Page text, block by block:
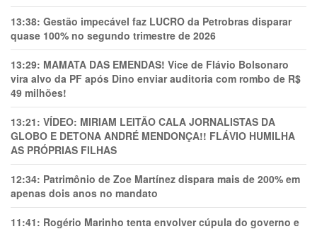
13:38: Gestão impecável faz LUCRO da Petrobras disparar
quase 100% no segundo trimestre de 2026
13:29: MAMATA DAS EMENDAS! Vice de Flávio Bolsonaro
vira alvo da PF após Dino enviar auditoria com rombo de R$
49 milhões!
13:21: VÍDEO: MIRIAM LEITÃO CALA JORNALISTAS DA
GLOBO E DETONA ANDRÉ MENDONÇA!! FLÁVIO HUMILHA
AS PRÓPRIAS FILHAS
12:34: Patrimônio de Zoe Martínez dispara mais de 200% em
apenas dois anos no mandato
11:41: Rogério Marinho tenta envolver cúpula do governo e